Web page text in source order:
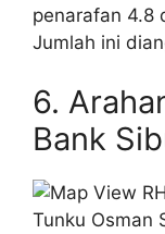
penarafan 4.8
Jumlah ini
6.
Bank